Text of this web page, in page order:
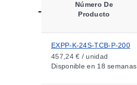
Número De
Producto
EXPP-K-24S-TCB-P-200
457,24 € / unidad
Disponible en 18 semanas